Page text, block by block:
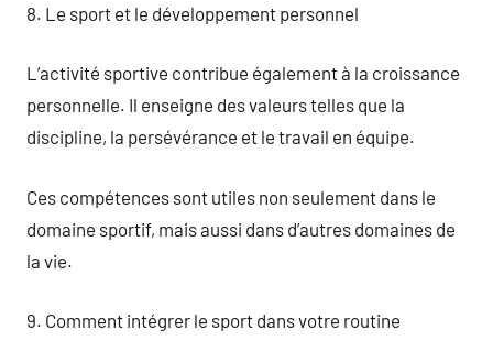
8. Le sport et le développement personnel
L’activité sportive contribue également à la croissance
personnelle. Il enseigne des valeurs telles que la
discipline, la persévérance et le travail en équipe.
Ces compétences sont utiles non seulement dans le
domaine sportif, mais aussi dans d’autres domaines de
la vie.
9. Comment intégrer le sport dans votre routine